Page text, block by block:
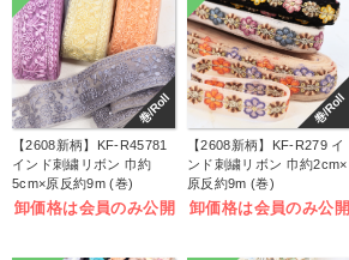
巻/Roll
【2608新柄】KF-R45781
インド刺繍リボン 巾約
5cm×原反約9m (巻)
卸価格は会員のみ公開
巻/Roll
【2608新柄】KF-R279 イ
ンド刺繍リボン 巾約2cm×
原反約9m (巻)
卸価格は会員のみ公開